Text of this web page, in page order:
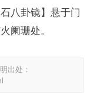
八卦镜】悬于门
阑珊处。
出处：